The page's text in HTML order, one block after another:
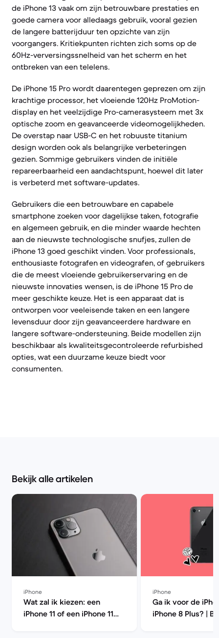
de iPhone 13 vaak om zijn betrouwbare prestaties en
goede camera voor alledaags gebruik, vooral gezien
de langere batterijduur ten opzichte van zijn
voorgangers. Kritiekpunten richten zich soms op de
60Hz-verversingssnelheid van het scherm en het
ontbreken van een telelens.
De iPhone 15 Pro wordt daarentegen geprezen om zijn
krachtige processor, het vloeiende 120Hz ProMotion-
display en het veelzijdige Pro-camerasysteem met 3x
optische zoom en geavanceerde videomogelijkheden.
De overstap naar USB-C en het robuuste titanium
design worden ook als belangrijke verbeteringen
gezien. Sommige gebruikers vinden de initiële
repareerbaarheid een aandachtspunt, hoewel dit later
is verbeterd met software-updates.
Gebruikers die een betrouwbare en capabele
smartphone zoeken voor dagelijkse taken, fotografie
en algemeen gebruik, en die minder waarde hechten
aan de nieuwste technologische snufjes, zullen de
iPhone 13 goed geschikt vinden. Voor professionals,
enthousiaste fotografen en videografen, of gebruikers
die de meest vloeiende gebruikerservaring en de
nieuwste innovaties wensen, is de iPhone 15 Pro de
meer geschikte keuze. Het is een apparaat dat is
ontworpen voor veeleisende taken en een langere
levensduur door zijn geavanceerdere hardware en
langere software-ondersteuning. Beide modellen zijn
beschikbaar als kwaliteitsgecontroleerde refurbished
opties, wat een duurzame keuze biedt voor
consumenten.
Bekijk alle artikelen
iPhone
Wat zal ik kiezen: een
iPhone 11 of een iPhone 11
iPhone
Ga ik voor de
iPhone 8 Plus? |